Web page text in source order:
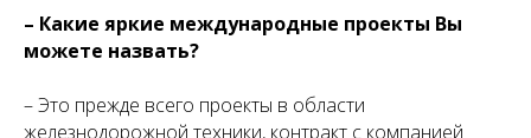
– Какие яркие международные проекты Вы
можете назвать?
– Это прежде всего проекты в области
железнодорожной техники, контракт с компанией